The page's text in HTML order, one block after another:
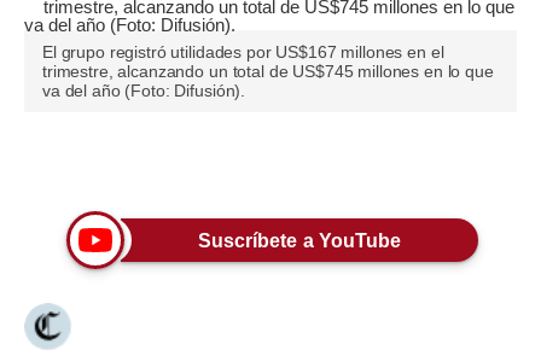
Pregunta de hoy
Blogs
Viajes
Estilos
El grupo registró utilidades por US$167 millones en el
trimestre, alcanzando un total de US$745 millones en lo que
va del año (Foto: Difusión).
Suscríbete a YouTube